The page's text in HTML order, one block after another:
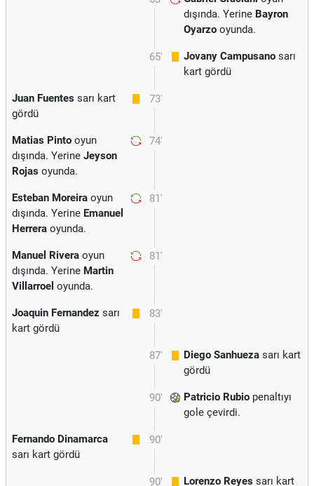
dışında. Yerine Bayron
Oyarzo oyunda.
65' Jovany Campusano sarı
kart gördü
73'
Juan Fuentes sarı kart
gördü
74'
Matias Pinto oyun
dışında. Yerine Jeyson
Rojas oyunda.
81'
Esteban Moreira oyun
dışında. Yerine Emanuel
Herrera oyunda.
81'
Manuel Rivera oyun
dışında. Yerine Martin
Villarroel oyunda.
83'
Joaquin Fernandez sarı
kart gördü
87' Diego Sanhueza sarı kart
gördü
90' Patricio Rubio penaltıyı
gole çevirdi.
90'
Fernando Dinamarca
sarı kart gördü
90' Lorenzo Reyes sarı kart